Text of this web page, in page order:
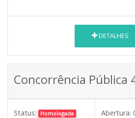
DETALHES
Concorrência Pública
Status: Homologada Abertura: